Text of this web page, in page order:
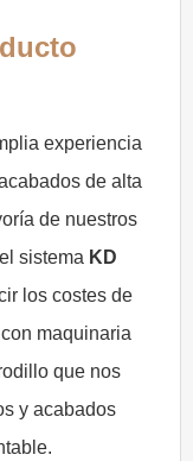
experiencia
de alta
de nuestros
sistema KD
los costes de
maquinaria
que nos
y acabados